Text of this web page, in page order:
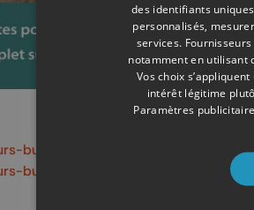
burdinale-mehaigne.be/
burdinale-mehaigne.be/blog/
des identifiants
personnalisés,
services.
notamment en utilisant
Vos choix
intérêt légitime
Paramètres